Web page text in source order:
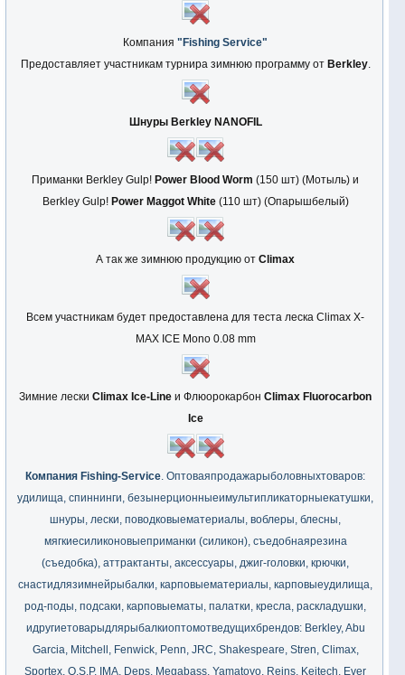
Компания"Fishing Service"
Предоставляет участникам турнира зимнюю программу отBerkley.
Шнуры Berkley NANOFIL
Приманки Berkley Gulp! Power Blood Worm (150 шт) (Мотыль) и
Berkley Gulp! Power Maggot White(110 шт) (Опарышбелый)
А так же зимнюю продукцию отClimax
Всем участникам будет предоставлена для теста леска Climax X-
MAX ICE Mono 0.08 mm
Зимние лескиClimax Iсe-Line и ФлюорокарбонClimax Fluorocarbon
Ice
Компания Fishing-Service. Оптоваяпродажарыболовныхтоваров:
удилища, спиннинги, безынерционныеимультипликаторныекатушки,
шнуры, лески, поводковыематериалы, воблеры, блесны,
мягкиесиликоновыеприманки (силикон), съедобнаярезина
(съедобка), аттрактанты, аксессуары, джиг-головки, крючки,
снастидлязимнейрыбалки, карповыематериалы, карповыеудилища,
род-поды, подсаки, карповыематы, палатки, кресла, раскладушки,
идругиетоварыдлярыбалкиоптомотведущихбрендов: Berkley, Abu
Garcia, Mitchell, Fenwick, Penn, JRC, Shakespeare, Stren, Climax,
Sportex, O.S.P, IMA, Deps, Megabass, Yamatoyo, Reins, Keitech, Ever